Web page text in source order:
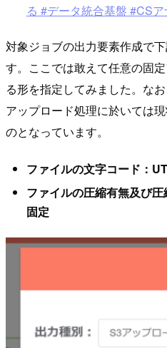
る #データ統合基盤 #CS
対象ジョブの出力要素作成で
す。ここでは敢えて任意の固
る形を指定してみました。な
アップロード処理に於いては
のとなっています。
ファイルの文字コード：
ファイルの圧縮有無及び
固定